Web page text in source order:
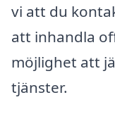
vi att du
att inhandla
möjlighet att
tjänster.